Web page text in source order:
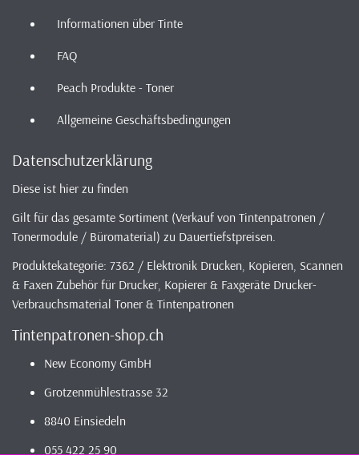
Informationen über Tinte
FAQ
Peach Produkte - Toner
Allgemeine Geschäftsbedingungen
Datenschutzerklärung
Diese ist hier zu finden
Gilt für das gesamte Sortiment (Verkauf von Tintenpatronen /
Tonermodule / Büromaterial) zu Dauertiefstpreisen.
Produktekategorie: 7362 / Elektronik Drucken, Kopieren, Scannen
& Faxen Zubehör für Drucker, Kopierer & Faxgeräte Drucker-
Verbrauchsmaterial Toner & Tintenpatronen
Tintenpatronen-shop.ch
New Economy GmbH
Grotzenmühlestrasse 32
8840 Einsiedeln
055 422 25 90